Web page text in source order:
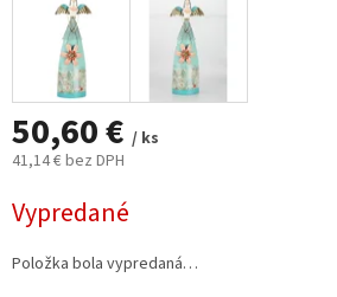
50,60 € / ks
41,14 € bez DPH
cena:
Vypredané
Položka bola vypredaná…